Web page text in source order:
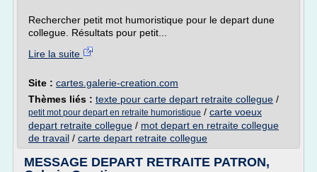
Rechercher petit mot humoristique pour le depart dune
collegue. Résultats pour petit...
Lire la suite
Site : cartes.galerie-creation.com
Thèmes liés : texte pour carte depart retraite collegue /
petit mot pour depart en retraite humoristique / carte voeux
depart retraite collegue / mot depart en retraite collegue
de travail / carte depart retraite collegue
MESSAGE DEPART RETRAITE PATRON,